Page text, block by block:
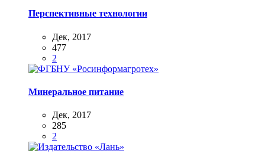
Перспективные технологии
Дек, 2017
477
2
Минеральное питание
Дек, 2017
285
2